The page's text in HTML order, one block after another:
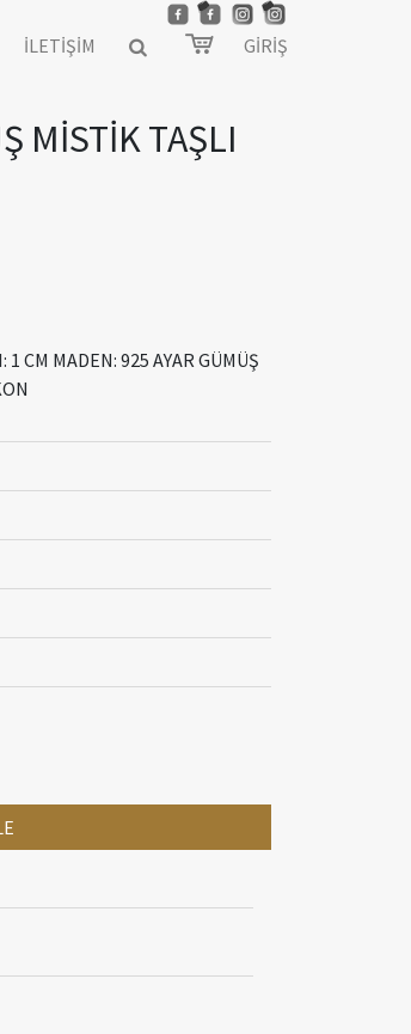
İLETİŞİM GİRİŞ
MİSTİK TAŞLI
1 CM MADEN: 925 AYAR GÜMÜŞ